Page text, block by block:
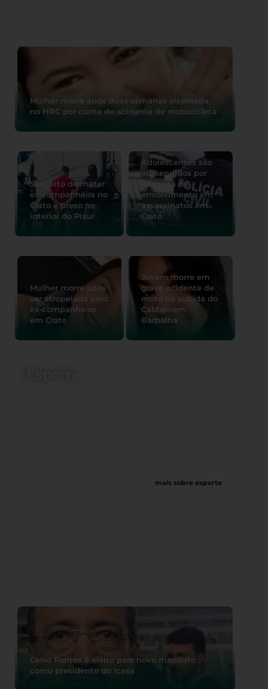
Mulher morre após duas semanas internada
no HRC por conta de acidente de motocicleta
Suspeito de matar
ex-companheira no
Crato é preso no
interior do Piauí
Adolescentes são
apreendidos por
suspeita de
envolvimento em
assassinatos em
Crato
Mulher morre após
ser atropelada pelo
ex-companheiro
em Crato
Jovem morre em
grave acidente de
moto na subida do
Caldas, em
Barbalha
mais sobre esporte
Celso Pontes é eleito para novo mandato
como presidente do Icasa